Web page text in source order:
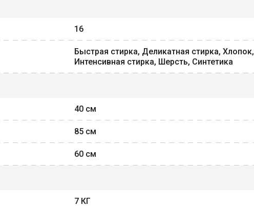
16
Быстрая стирка, Деликатная стирка, Хлопок,
Интенсивная стирка, Шерсть, Синтетика
40 см
85 см
60 см
7 КГ